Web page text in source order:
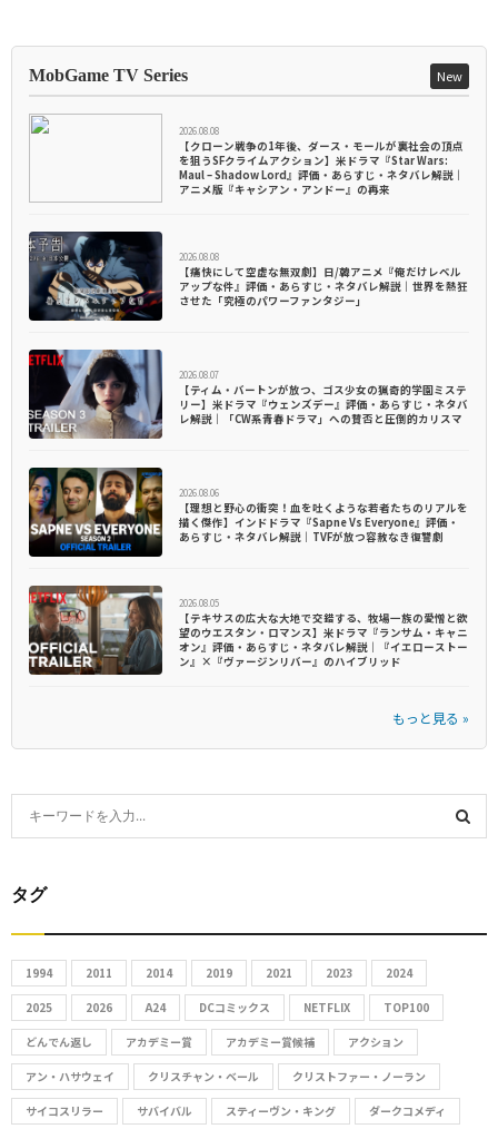
MobGame TV Series New
2026.08.08
【クローン戦争の1年後、ダース・モールが裏社会の頂点
を狙うSFクライムアクション】米ドラマ『Star Wars:
Maul – Shadow Lord』評価・あらすじ・ネタバレ解説｜
アニメ版『キャシアン・アンドー』の再来
2026.08.08
【痛快にして空虚な無双劇】日/韓アニメ『俺だけレベル
アップな件』評価・あらすじ・ネタバレ解説｜世界を熱狂
させた「究極のパワーファンタジー」
2026.08.07
【ティム・バートンが放つ、ゴス少女の猟奇的学園ミステ
リー】米ドラマ『ウェンズデー』評価・あらすじ・ネタバ
レ解説｜「CW系青春ドラマ」への賛否と圧倒的カリスマ
2026.08.06
【理想と野心の衝突！血を吐くような若者たちのリアルを
描く傑作】インドドラマ『Sapne Vs Everyone』評価・
あらすじ・ネタバレ解説｜TVFが放つ容赦なき復讐劇
2026.08.05
【テキサスの広大な大地で交錯する、牧場一族の愛憎と欲
望のウエスタン・ロマンス】米ドラマ『ランサム・キャニ
オン』評価・あらすじ・ネタバレ解説｜『イエローストー
ン』×『ヴァージンリバー』のハイブリッド
もっと見る »
e
r
o
r
:
タグ
1994 2011 2014 2019 2021 2023 2024
2025 2026 A24 DCコミックス NETFLIX TOP100
どんでん返し アカデミー賞 アカデミー賞候補 アクション
アン・ハサウェイ クリスチャン・ベール クリストファー・ノーラン
サイコスリラー サバイバル スティーヴン・キング ダークコメディ